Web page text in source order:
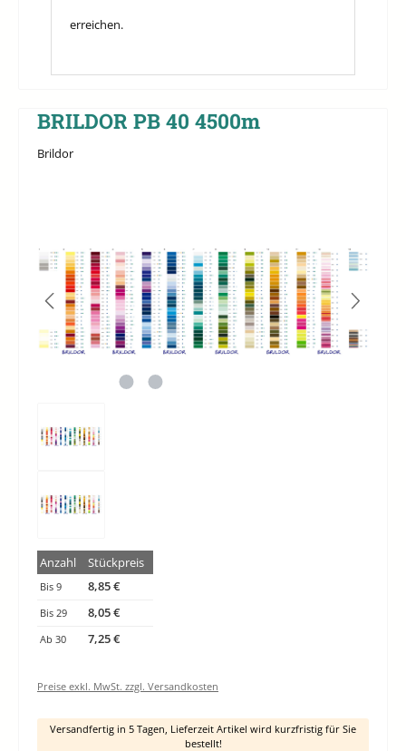
erreichen.
BRILDOR PB 40 4500m
Brildor
Anzahl Stückpreis
Bis9 8,85 €
Bis 29 8,05 €
Ab30 7,25 €
Preise exkl. MwSt. zzgl. Versandkosten
Versandfertig in 5 Tagen, Lieferzeit Artikel wird kurzfristig für Sie
bestellt!